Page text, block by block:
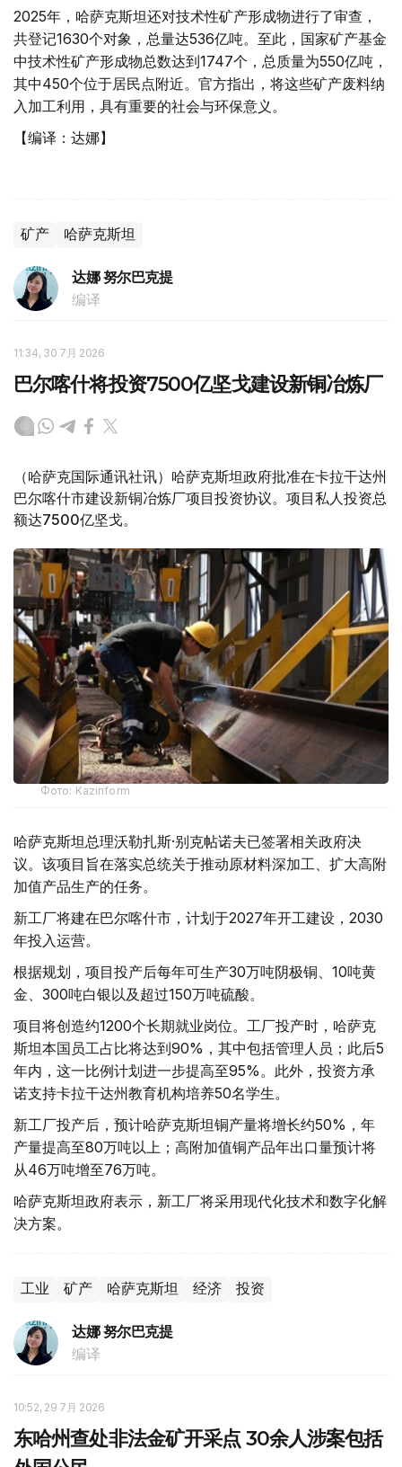
2025年，哈萨克斯坦还对技术性矿产形成物进行了审查，
共登记1630个对象，总量达536亿吨。至此，国家矿产基金
中技术性矿产形成物总数达到1747个，总质量为550亿吨，
其中450个位于居民点附近。官方指出，将这些矿产废料纳
入加工利用，具有重要的社会与环保意义。
【编译：达娜】
矿产 哈萨克斯坦
达娜 努尔巴克提
编译
11:34, 30 7月 2026
巴尔喀什将投资7500亿坚戈建设新铜冶炼厂
（哈萨克国际通讯社讯）哈萨克斯坦政府批准在卡拉干达州
巴尔喀什市建设新铜冶炼厂项目投资协议。项目私人投资总
额达7500亿坚戈。
Фото: Kazinform
哈萨克斯坦总理沃勒扎斯·别克帖诺夫已签署相关政府决
议。该项目旨在落实总统关于推动原材料深加工、扩大高附
加值产品生产的任务。
新工厂将建在巴尔喀什市，计划于2027年开工建设，2030
年投入运营。
根据规划，项目投产后每年可生产30万吨阴极铜、10吨黄
金、300吨白银以及超过150万吨硫酸。
项目将创造约1200个长期就业岗位。工厂投产时，哈萨克
斯坦本国员工占比将达到90%，其中包括管理人员；此后5
年内，这一比例计划进一步提高至95%。此外，投资方承
诺支持卡拉干达州教育机构培养50名学生。
新工厂投产后，预计哈萨克斯坦铜产量将增长约50%，年
产量提高至80万吨以上；高附加值铜产品年出口量预计将
从46万吨增至76万吨。
哈萨克斯坦政府表示，新工厂将采用现代化技术和数字化解
决方案。
工业 矿产 哈萨克斯坦 经济 投资
达娜 努尔巴克提
编译
10:52, 29 7月 2026
东哈州查处非法金矿开采点 30余人涉案包括